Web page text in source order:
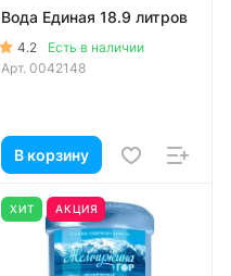
Вода Единая 18.9 литров
4.2
Есть в наличии
Арт. 0042148
В корзину
ХИТ АКЦИЯ